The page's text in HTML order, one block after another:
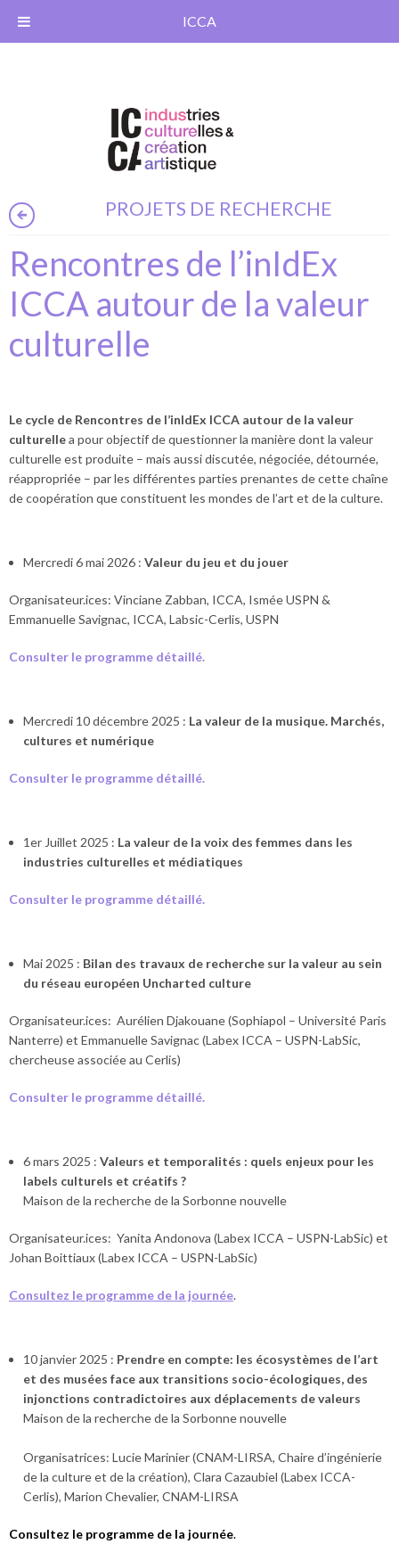
PROJETS DE RECHERCHE
Rencontres de l’inIdEx
ICCA autour de la valeur
culturelle
Le cycle de Rencontres de l’inIdEx ICCA autour de la valeur
culturellea pour objectif de questionner la manière dont la valeur
culturelle est produite – mais aussi discutée, négociée, détournée,
réappropriée – par les différentes parties prenantes de cette chaîne
de coopération que constituent les mondes de l’art et de la culture.
Mercredi 6 mai 2026 : Valeur du jeu et du jouer
Organisateur.ices: Vinciane Zabban, ICCA, Ismée USPN &
Emmanuelle Savignac, ICCA, Labsic-Cerlis, USPN
Consulter le programme détaillé.
Mercredi 10 décembre 2025 : La valeur de la musique. Marchés,
cultures et numérique
Consulter le programme détaillé.
1er Juillet 2025 : La valeur de la voix des femmes dans les
industries culturelles et médiatiques
Consulter le programme détaillé.
Mai 2025 : Bilan des travaux de recherche sur la valeur au sein
du réseau européen Uncharted culture
Organisateur.ices: Aurélien Djakouane (Sophiapol – Université Paris
Nanterre) et Emmanuelle Savignac (Labex ICCA – USPN-LabSic,
chercheuse associée au Cerlis)
Consulter le programme détaillé.
6 mars 2025 : Valeurs et temporalités : quels enjeux pour les
labels culturels et créatifs ?
Maison de la recherche de la Sorbonne nouvelle
Organisateur.ices: Yanita Andonova (Labex ICCA – USPN-LabSic) et
Johan Boittiaux (Labex ICCA – USPN-LabSic)
Consultez le programme de la journée.
10 janvier 2025 : Prendre en compte: les écosystèmes de l’art
et des musées face aux transitions socio-écologiques, des
injonctions contradictoires aux déplacements de valeurs
Maison de la recherche de la Sorbonne nouvelle
Organisatrices: Lucie Marinier (CNAM-LIRSA, Chaire d’ingénierie
de la culture et de la création), Clara Cazaubiel (Labex ICCA-
Cerlis), Marion Chevalier, CNAM-LIRSA
Consultez le programme de la journée.
ICCA